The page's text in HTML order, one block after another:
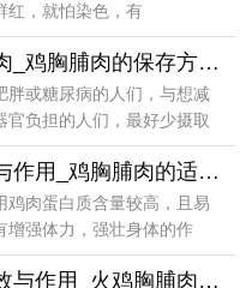
红，就怕染色，有
如何挑选鸡胸脯肉_鸡胸脯肉的保存方法_鸡胸脯肉的制作技巧
胖或糖尿病的人们，与想减
官负担的人们，最好少摄取
鸡胸脯肉的功效与作用_鸡胸脯肉的适合体质_鸡胸脯肉的食用禁忌
鸡肉蛋白质含量较高，且易
增强体力，强壮身体的作
火鸡胸脯肉的功效与作用_火鸡胸脯肉的制作技巧